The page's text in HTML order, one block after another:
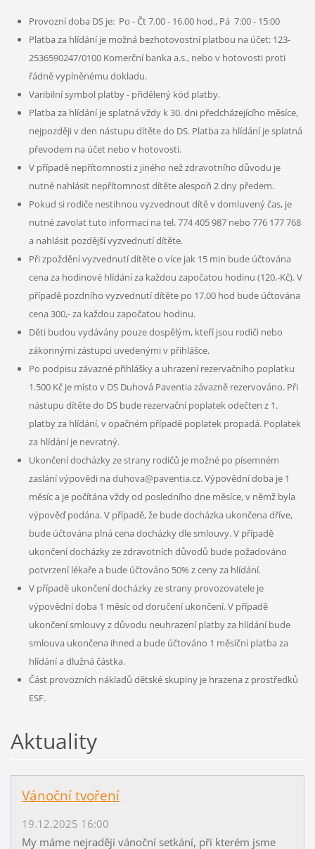
Provozní doba DS je: Po - Čt 7.00 - 16.00 hod., Pá 7:00 - 15:00
Platba za hlídání je možná bezhotovostní platbou na účet: 123-
2536590247/0100 Komerční banka a.s., nebo v hotovosti proti
řádně vyplněnému dokladu.
Varibilní symbol platby - přidělený kód platby.
Platba za hlídání je splatná vždy k 30. dni předcházejícího měsíce,
nejpozději v den nástupu dítěte do DS. Platba za hlídání je splatná
převodem na účet nebo v hotovosti.
V případě nepřítomnosti z jiného než zdravotního důvodu je
nutné nahlásit nepřítomnost dítěte alespoň 2 dny předem.
Pokud si rodiče nestihnou vyzvednout dítě v domluvený čas, je
nutné zavolat tuto informaci na tel. 774 405 987 nebo 776 177 768
a nahlásit pozdější vyzvednutí dítěte.
Při zpoždění vyzvednutí dítěte o více jak 15 min bude účtována
cena za hodinové hlídání za každou započatou hodinu (120,-Kč). V
případě pozdního vyzvednutí dítěte po 17.00 hod bude účtována
cena 300,- za každou započatou hodinu.
Děti budou vydávány pouze dospělým, kteří jsou rodiči nebo
zákonnými zástupci uvedenými v přihlášce.
Po podpisu závazné přihlášky a uhrazení rezervačního poplatku
1.500 Kč je místo v DS Duhová Paventia závazně rezervováno. Při
nástupu dítěte do DS bude rezervační poplatek odečten z 1.
platby za hlídání, v opačném případě poplatek propadá. Poplatek
za hlídání je nevratný.
Ukončení docházky ze strany rodičů je možné po písemném
zaslání výpovědi na duhova@paventia.cz. Výpovědní doba je 1
měsíc a je počítána vždy od posledního dne měsíce, v němž byla
výpověď podána. V případě, že bude docházka ukončena dříve,
bude účtována plná cena docházky dle smlouvy. V případě
ukončení docházky ze zdravotních důvodů bude požadováno
potvrzení lékaře a bude účtováno 50% z ceny za hlídání.
V případě ukončení docházky ze strany provozovatele je
výpovědní doba 1 měsíc od doručení ukončení. V případě
ukončení smlouvy z důvodu neuhrazení platby za hlídání bude
smlouva ukončena ihned a bude účtováno 1 měsíční platba za
hlídání a dlužná částka.
Část provozních nákladů dětské skupiny je hrazena z prostředků
ESF.
Aktuality
Vánoční tvoření
19.12.2025 16:00
My máme nejraději vánoční setkání, při kterém jsme